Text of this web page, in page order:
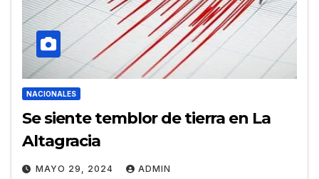
NACIONALES
Se siente temblor de tierra en La
Altagracia
MAYO 29, 2024 ADMIN